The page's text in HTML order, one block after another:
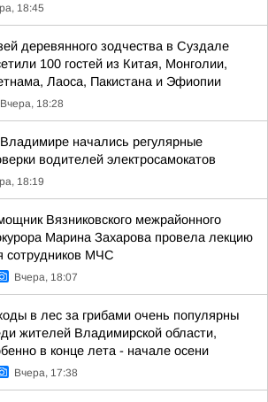
18:45
деревянного зодчества в Суздале
100 гостей из Китая, Монголии,
Лаоса, Пакистана и Эфиопии
Вчера, 18:28
начались регулярные
водителей электросамокатов
18:19
Вязниковского межрайонного
Марина Захарова провела лекцию
сотрудников МЧС
Вчера, 18:07
в лес за грибами очень популярны
жителей Владимирской области,
в конце лета - начале осени
Вчера, 17:38